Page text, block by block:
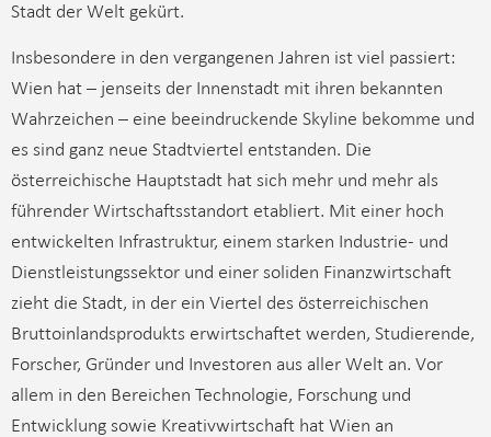
Stadt der Welt gekürt.
Insbesondere in den vergangenen Jahren ist viel passiert:
Wien hat – jenseits der Innenstadt mit ihren bekannten
Wahrzeichen – eine beeindruckende Skyline bekomme und
es sind ganz neue Stadtviertel entstanden. Die
österreichische Hauptstadt hat sich mehr und mehr als
führender Wirtschaftsstandort etabliert. Mit einer hoch
entwickelten Infrastruktur, einem starken Industrie- und
Dienstleistungssektor und einer soliden Finanzwirtschaft
zieht die Stadt, in der ein Viertel des österreichischen
Bruttoinlandsprodukts erwirtschaftet werden, Studierende,
Forscher, Gründer und Investoren aus aller Welt an. Vor
allem in den Bereichen Technologie, Forschung und
Entwicklung sowie Kreativwirtschaft hat Wien an